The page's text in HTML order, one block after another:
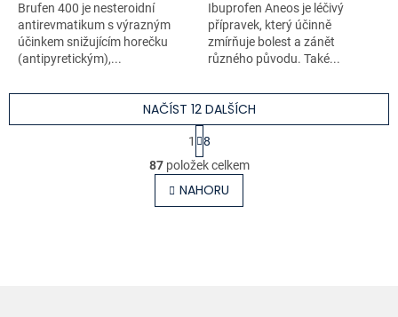
Brufen 400 je nesteroidní
antirevmatikum s výrazným
účinkem snižujícím horečku
(antipyretickým),...
Ibuprofen Aneos je léčivý
přípravek, který účinně
zmírňuje bolest a zánět
různého původu. Také...
O
v
l
á
NAČÍST 12 DALŠÍCH
S
t
r
á
n
k
1
8
87položek celkem
NAHORU